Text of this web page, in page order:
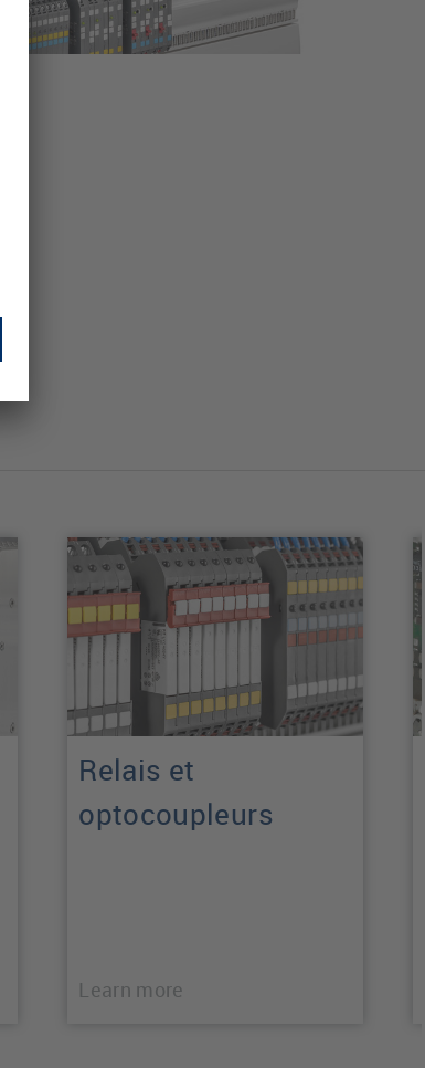
Relais et
optocoupleurs
Learn more